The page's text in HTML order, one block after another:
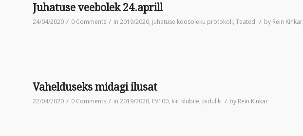
Juhatuse veebolek 24.aprill
24/04/2020 / 0 Comments / in 2019/2020, juhatuse koosoleku protokoll, Teated / by Rein Kinkar
Vahelduseks midagi ilusat
22/04/2020 / 0 Comments / in 2019/2020, EV100, kiri klubile, pidulik / by Rein Kinkar